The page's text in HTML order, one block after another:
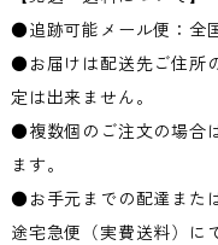
●追跡可能メール便：全
●お届けは配送先ご住所
定は出来ません。
●複数個のご注文の場合
ます。
●お手元までの配達また
途宅急便（実費送料）に